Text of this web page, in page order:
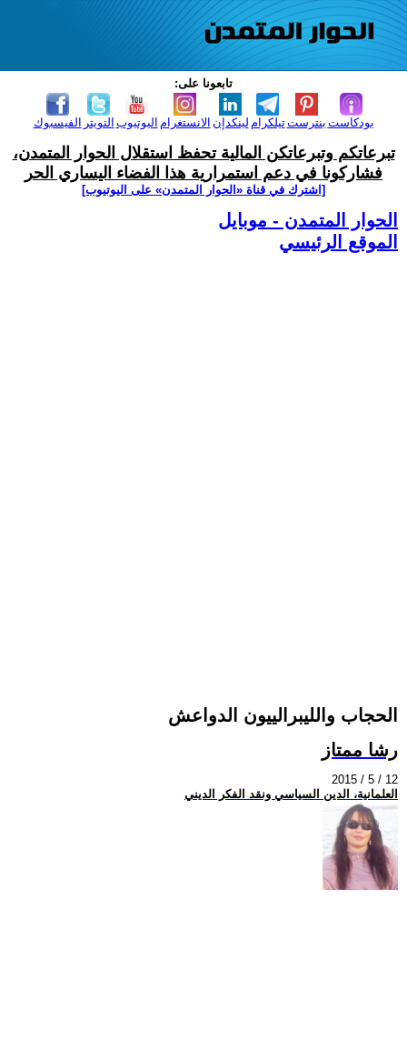
تابعونا على:
الفيسبوك التويتر اليوتيوب الانستغرام لينكدإن تيلكرامبنترست بودكاست
تبرعاتكم وتبرعاتكن المالية تحفظ استقلال الحوار المتمدن،
فشاركونا في دعم استمرارية هذا الفضاء اليساري الحر
[اشترك في قناة ‫«الحوار المتمدن» على اليوتيوب]
الحوار المتمدن - موبايل
الموقع الرئيسي
الحجاب والليبرالييون الدواعش
رشا ممتاز
2015 / 5 / 12
العلمانية، الدين السياسي ونقد الفكر الديني